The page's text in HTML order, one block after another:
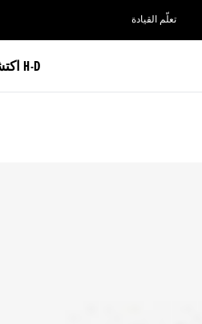
تعلّم القيادة
اكتشف H-D